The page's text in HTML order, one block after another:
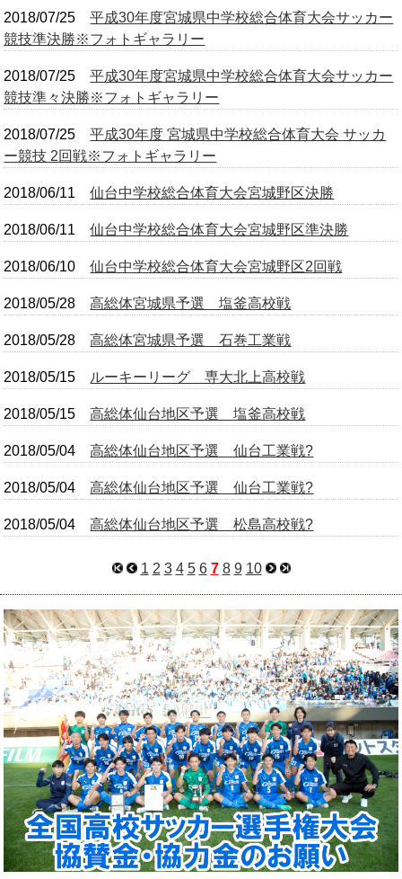
2018/07/25平成30年度宮城県中学校総合体育大会サッカー
競技準決勝※フォトギャラリー
2018/07/25平成30年度宮城県中学校総合体育大会サッカー
競技準々決勝※フォトギャラリー
2018/07/25平成30年度 宮城県中学校総合体育大会 サッカ
ー競技 2回戦※フォトギャラリー
2018/06/11仙台中学校総合体育大会宮城野区決勝
2018/06/11仙台中学校総合体育大会宮城野区準決勝
2018/06/10仙台中学校総合体育大会宮城野区2回戦
2018/05/28高総体宮城県予選 塩釜高校戦
2018/05/28高総体宮城県予選 石巻工業戦
2018/05/15 ルーキーリーグ 専大北上高校戦
2018/05/15高総体仙台地区予選 塩釜高校戦
2018/05/04高総体仙台地区予選 仙台工業戦?
2018/05/04高総体仙台地区予選 仙台工業戦?
2018/05/04高総体仙台地区予選 松島高校戦?
1 2 3 4 5 6 7 8 9 10